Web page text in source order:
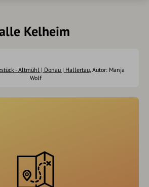
Kelheim
- Altmühl | Donau | Hallertau, Autor: Manja
Wolf